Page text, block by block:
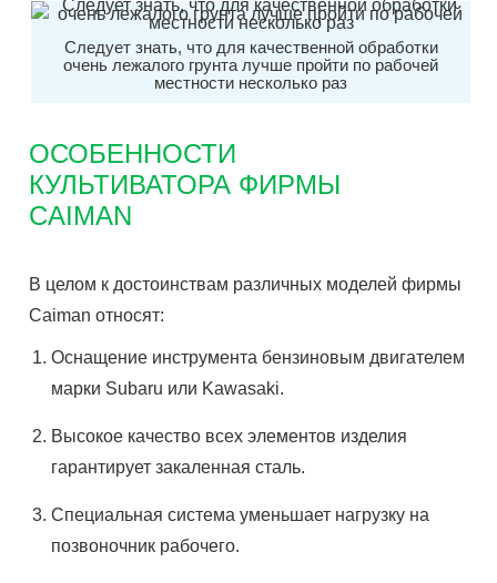
Следует знать, что для качественной обработки
очень лежалого грунта лучше пройти по рабочей
местности несколько раз
ОСОБЕННОСТИ
КУЛЬТИВАТОРА ФИРМЫ
CAIMAN
В целом к достоинствам различных моделей фирмы
Caiman относят:
Оснащение инструмента бензиновым двигателем
марки Subaru или Kawasaki.
Высокое качество всех элементов изделия
гарантирует закаленная сталь.
Специальная система уменьшает нагрузку на
позвоночник рабочего.